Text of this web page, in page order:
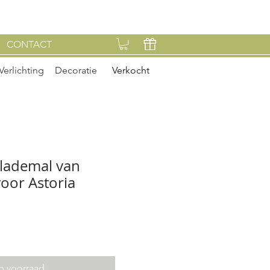
CONTACT
van
Astoria
Decoratie Verkocht